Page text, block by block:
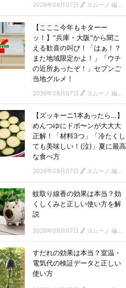
2026年08月07日 ヨムーノ 編集部
【こここ今年もキターー
ッ！】"兵庫・大阪"から聞こ
える歓喜の叫び！「はぁ！？
また地域限定かよ！」「ウチ
の近所あったぞ！」セブンご
当地グルメ！
2026年08月07日 ヨムーノ 編集部
【ズッキーニ1本あったら…】
めんつゆにドボ〜ンが大大大
正解！「材料3つ」「冷たくし
ても美味しい！(泣)」夏に最高
な食べ方
2026年08月07日 ヨムーノ 編集部
蚊取り線香の効果は本当？効
くしくみと正しい使い方を解
説
2026年08月07日 ヨムーノ 編集部
すだれの効果は本当？室温・
電気代の検証データと正しい
使い方